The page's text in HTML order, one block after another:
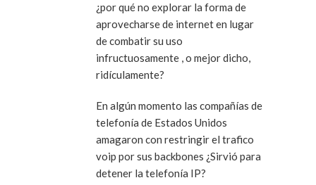
¿por qué no explorar la forma de
aprovecharse de internet en lugar
de combatir su uso
infructuosamente , o mejor dicho,
ridículamente?
En algún momento las compañías de
telefonía de Estados Unidos
amagaron con restringir el trafico
voip por sus backbones ¿Sirvió para
detener la telefonía IP?